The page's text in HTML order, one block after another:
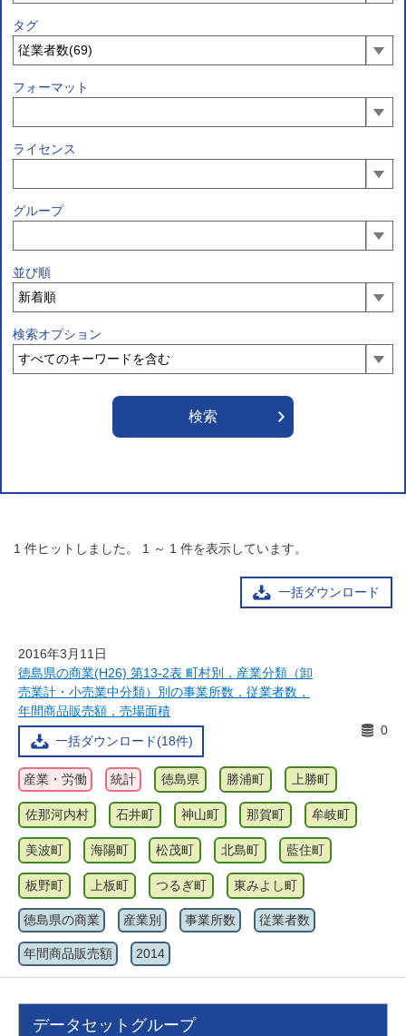
タグ
フォーマット
ライセンス
グループ
並び順
検索オプション
1 件ヒットしました。 1 ～ 1 件を表示しています。
一括ダウンロード
2016年3月11日
徳島県の商業(H26) 第13-2表 町村別，産業分類（卸
売業計・小売業中分類）別の事業所数，従業者数，
年間商品販売額，売場面積
一括ダウンロード(18件)
0
産業・労働 統計 徳島県 勝浦町 上勝町
佐那河内村 石井町 神山町 那賀町 牟岐町
美波町 海陽町 松茂町 北島町 藍住町
板野町 上板町 つるぎ町 東みよし町
徳島県の商業 産業別 事業所数 従業者数
年間商品販売額 2014
データセットグループ